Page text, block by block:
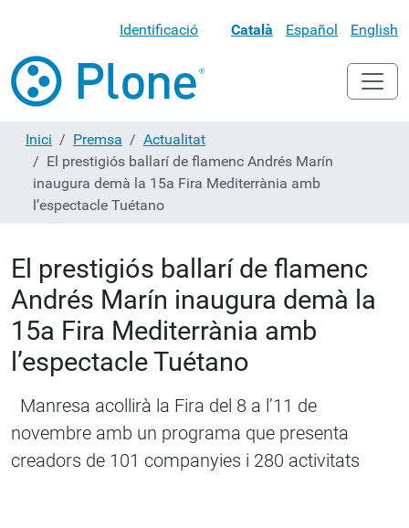
Identificació Català Español English
Inici Premsa
Actualitat
El prestigiós ballarí de flamenc Andrés Marín
inaugura demà la 15a Fira Mediterrània amb
l’espectacle Tuétano
El prestigiós ballarí de flamenc
Andrés Marín inaugura demà la
15a Fira Mediterrània amb
l’espectacle Tuétano
Manresa acollirà la Fira del 8 a l’11 de
novembre amb un programa que presenta
creadors de 101 companyies i 280 activitats